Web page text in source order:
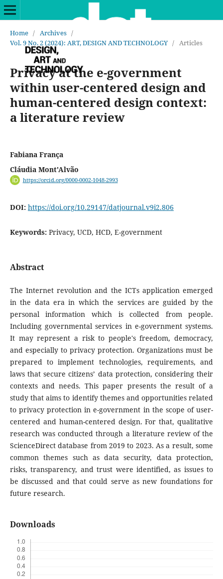
Home / Archives /
Vol. 9 No. 2 (2024): ART, DESIGN AND TECHNOLOGY / Articles
Privacy at the e-government
within user-centered design and
human-centered design context:
a literature review
Fabiana França
Cláudia Mont'Alvão
https://orcid.org/0000-0002-1048-2993
DOI: https://doi.org/10.29147/datjournal.v9i2.806
Keywords: Privacy, UCD, HCD, E-government
Abstract
The Internet revolution and the ICTs application emerged
in the data era in which the services are guided by the
personal information which is collected from people.
Including governmental services in e-government systems.
It may represent a risk to people's freedom, democracy,
and especially to privacy protection. Organizations must be
prepared to implement technologies, requirements, and
laws that secure citizens’ data protection, considering their
contexts and needs. This paper presents the result of a
study that aims to identify themes and opportunities related
to privacy protection in e-government in the scope of user-
centered and human-centered design. For that, qualitative
research was conducted through a literature review of the
ScienceDirect database from 2019 to 2023. As a result, some
common themes such as data security, data protection,
risks, transparency, and trust were identified, as issues to
be discussed and that could serve as new foundations for
future research.
Downloads